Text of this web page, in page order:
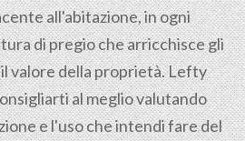
all'abitazione, in ogni
di pregio che arricchisce gli
valore della proprietà. Lefty
al meglio valutando
e l'uso che intendi fare del